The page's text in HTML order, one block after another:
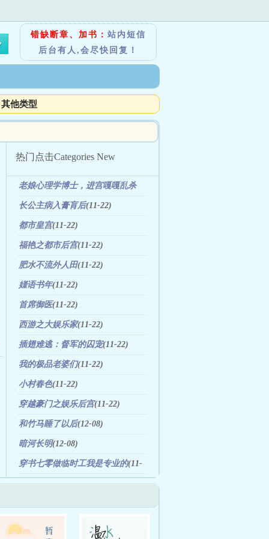
错缺断章、加书： 站内短信
后台有人,会尽快回复！
其他类型
热门点击Categories New
老娘心理学博士，进宫嘎嘎乱杀
(03-29)
长公主病入膏肓后(11-22)
都市皇宫(11-22)
福艳之都市后宫(11-22)
肥水不流外人田(11-22)
嫤语书年(11-22)
首席御医(11-22)
西游之大娱乐家(11-22)
插翅难逃：督军的囚宠(11-22)
我的极品老婆们(11-22)
小村春色(11-22)
穿越豪门之娱乐后宫(11-22)
和竹马睡了以后(12-08)
暗河长明(12-08)
穿书七零做临时工我是专业的(11-